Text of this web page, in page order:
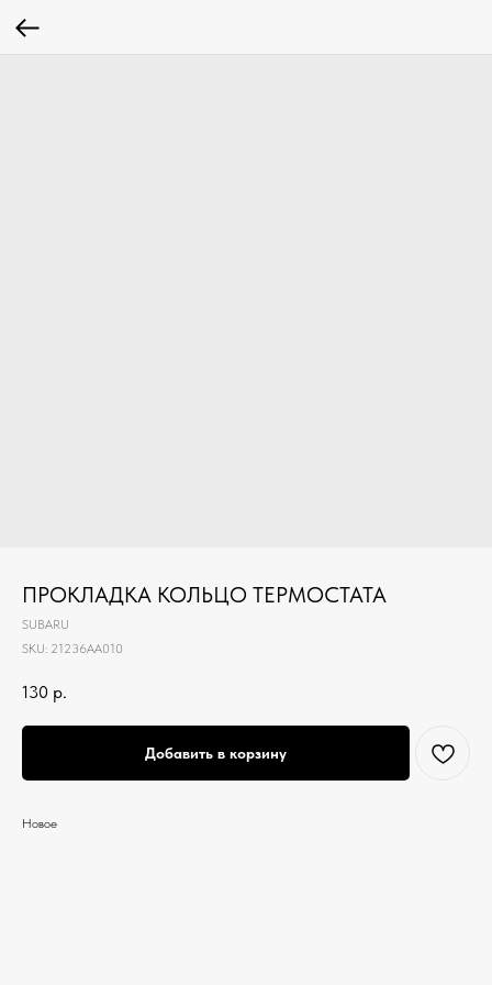
ПРОКЛАДКА КОЛЬЦО ТЕРМОСТАТА
SUBARU
SKU: 21236AA010
130 р.
Добавить в корзину
Новое